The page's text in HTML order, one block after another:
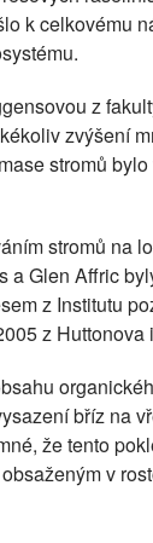
k celkovému
z
zvýšení
stromů
stromů na
a Glen Affric
z Institutu
z Huttonova
bříz na
že tento
v